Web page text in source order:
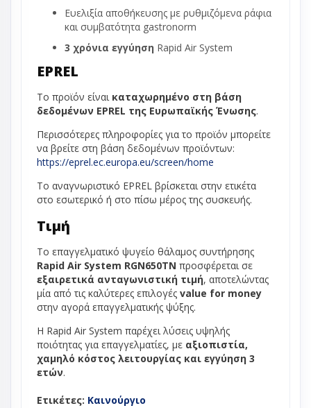
Ευελιξία αποθήκευσης με ρυθμιζόμενα ράφια
και συμβατότητα gastronorm
3 χρόνια εγγύηση Rapid Air System
EPREL
Το προϊόν είναι καταχωρημένο στη βάση
δεδομένων EPREL της Ευρωπαϊκής Ένωσης.
Περισσότερες πληροφορίες για το προϊόν μπορείτε
να βρείτε στη βάση δεδομένων προϊόντων:
https://eprel.ec.europa.eu/screen/home
Το αναγνωριστικό EPREL βρίσκεται στην ετικέτα
στο εσωτερικό ή στο πίσω μέρος της συσκευής.
Τιμή
Το επαγγελματικό ψυγείο θάλαμος συντήρησης
Rapid Air System RGN650TN προσφέρεται σε
εξαιρετικά ανταγωνιστική τιμή, αποτελώντας
μία από τις καλύτερες επιλογές value for money
στην αγορά επαγγελματικής ψύξης.
Η Rapid Air System παρέχει λύσεις υψηλής
ποιότητας για επαγγελματίες, με αξιοπιστία,
χαμηλό κόστος λειτουργίας και εγγύηση 3
ετών.
Ετικέτες: Καινούργιο